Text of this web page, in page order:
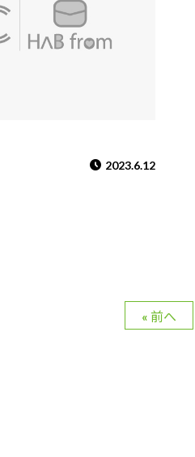
2023.6.12
« 前へ